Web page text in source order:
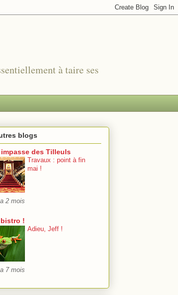
à taire ses
blogs
impasse des Tilleuls
Travaux : point à fin
mai !
2 mois
!
Adieu, Jeff !
7 mois